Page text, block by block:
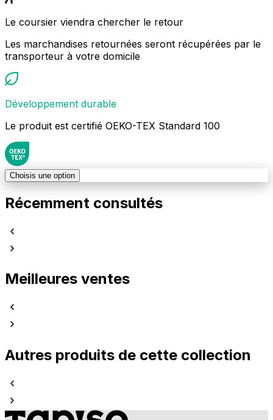
Le coursier viendra chercher le retour
Les marchandises retournées seront récupérées par le
transporteur à votre domicile
Développement durable
Le produit est certifié OEKO-TEX Standard 100
Choisis une option
Récemment consultés
Meilleures ventes
Autres produits de cette collection